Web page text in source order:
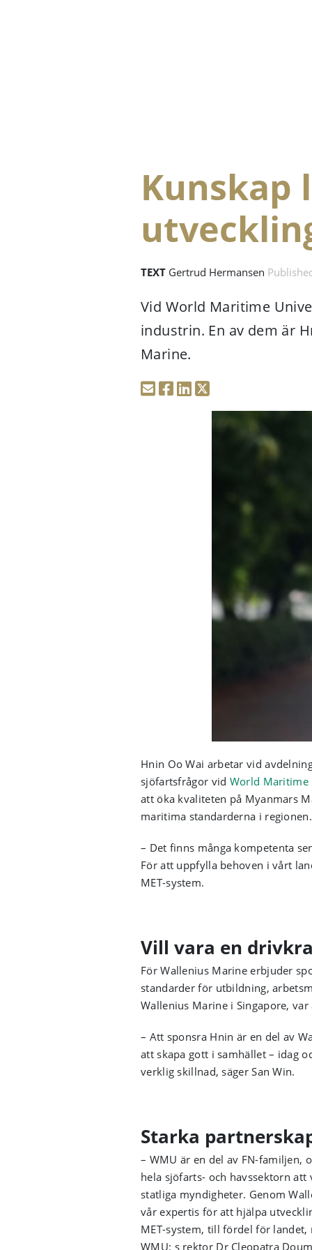
Kunskap
TEXT Gertrud Hermansen
Vid World Maritime
industrin. En av dem är
Marine.
Hnin Oo Wai arbetar vid
sjöfartsfrågor vid World Maritime
att öka kvaliteten på Myanmars
maritima standarderna i regionen.
– Det finns många kompetenta
För att uppfylla behoven i vårt
MET-system.
Vill vara en
För Wallenius Marine erbjuder
standarder för utbildning,
Wallenius Marine i Singapore,
– Att sponsra Hnin är en del av
att skapa gott i samhället – idag
verklig skillnad, säger San Win.
Starka
– WMU är en del av FN-familjen,
hela sjöfarts- och havssektorn
statliga myndigheter. Genom
vår expertis för att hjälpa
MET-system, till fördel för
WMU: s rektor Dr Cleopatra